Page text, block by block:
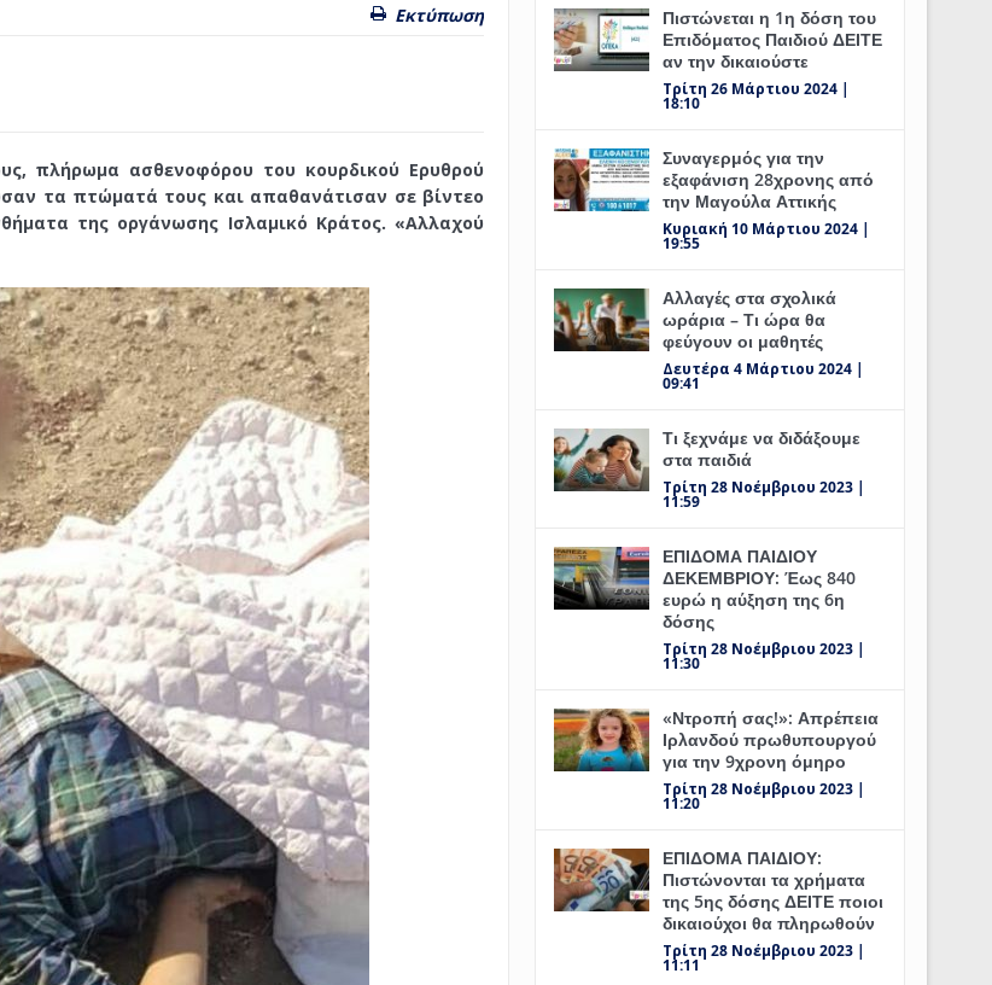
Εκτύπωση
πλήρωμα ασθενοφόρου του κουρδικού Ερυθρού
τα πτώματά τους και απαθανάτισαν σε βίντεο
της οργάνωσης Ισλαμικό Κράτος. «Αλλαχού
Πιστώνεται η 1η δόση του
Επιδόματος Παιδιού ΔΕΙΤΕ
αν την δικαιούστε
Τρίτη 26 Μάρτιου 2024 |
18:10
Συναγερμός για την
εξαφάνιση 28χρονης από
την Μαγούλα Αττικής
Κυριακή 10 Μάρτιου 2024 |
19:55
Αλλαγές στα σχολικά
ωράρια – Τι ώρα θα
φεύγουν οι μαθητές
Δευτέρα 4 Μάρτιου 2024 |
09:41
Τι ξεχνάμε να διδάξουμε
στα παιδιά
Τρίτη 28 Νοέμβριου 2023 |
11:59
ΕΠΙΔΟΜΑ ΠΑΙΔΙΟΥ
ΔΕΚΕΜΒΡΙΟΥ: Έως 840
ευρώ η αύξηση της 6η
δόσης
Τρίτη 28 Νοέμβριου 2023 |
11:30
«Ντροπή σας!»: Απρέπεια
Ιρλανδού πρωθυπουργού
για την 9χρονη όμηρο
Τρίτη 28 Νοέμβριου 2023 |
11:20
ΕΠΙΔΟΜΑ ΠΑΙΔΙΟΥ:
Πιστώνονται τα χρήματα
της 5ης δόσης ΔΕΙΤΕ ποιοι
δικαιούχοι θα πληρωθούν
Τρίτη 28 Νοέμβριου 2023 |
11:11